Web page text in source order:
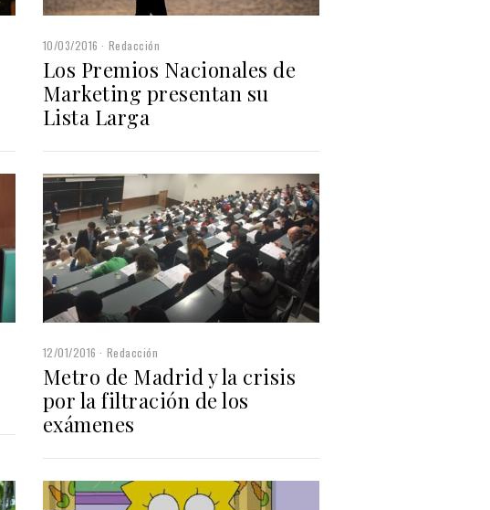
10/03/2016 Redacción
Los Premios Nacionales de
Marketing presentan su
Lista Larga
12/01/2016 Redacción
Metro de Madrid y la crisis
por la filtración de los
exámenes